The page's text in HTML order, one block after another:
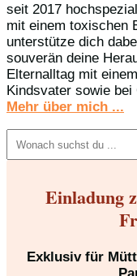
seit 2017
mit einem toxischen
unterstütze dich
souverän deine
Elternalltag mit
Kindsvater sowie
Mehr über mich ...
nach:
Einladung
Exklusiv für